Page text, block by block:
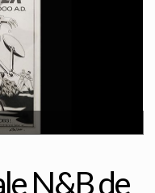
N&B de